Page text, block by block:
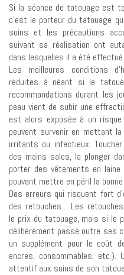
Si la séance de tatouage est
c’est le porteur du tatouage
soins et les précautions
suivant sa réalisation ont
dans lesquelles il a été effectué.
Les meilleures conditions
réduites à néant si le
recommandations durant les
peau vient de subir une
est alors exposée à un risque
peuvent survenir en mettant
irritants ou infectieux.
des mains sales, la plonger
porter des vêtements en laine
pouvant mettre en péril la
Des erreurs qui risquent fort
des retouches… Les
le prix du tatouage, mais si le
délibérément passé outre ses
un supplément pour le coût
encres, consommables, etc.).
attentif aux soins de son